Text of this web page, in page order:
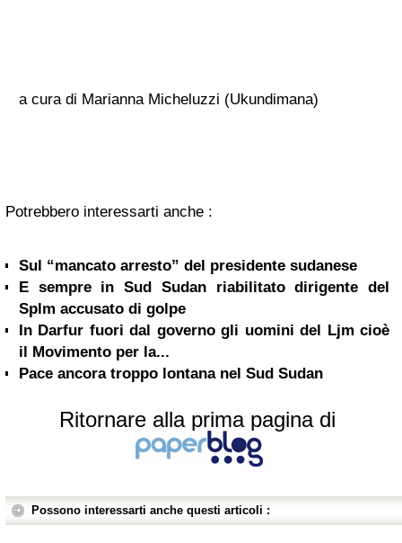
a cura di Marianna Micheluzzi (Ukundimana)
Potrebbero interessarti anche :
Sul “mancato arresto” del presidente sudanese
E sempre in Sud Sudan riabilitato dirigente del
Splm accusato di golpe
In Darfur fuori dal governo gli uomini del Ljm cioè
il Movimento per la...
Pace ancora troppo lontana nel Sud Sudan
Ritornare alla prima pagina di
Possono interessarti anche questi articoli :